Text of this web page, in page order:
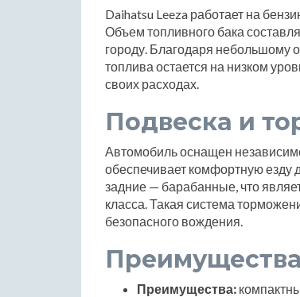
Daihatsu Leeza работает на
Объем топливного бака
городу. Благодаря небольшому
топлива остается на низком
своих расходах.
Подвеска и
Автомобиль оснащен
обеспечивает комфортную езду
задние — барабанные, что
класса. Такая система
безопасного вождения.
Преимущества: